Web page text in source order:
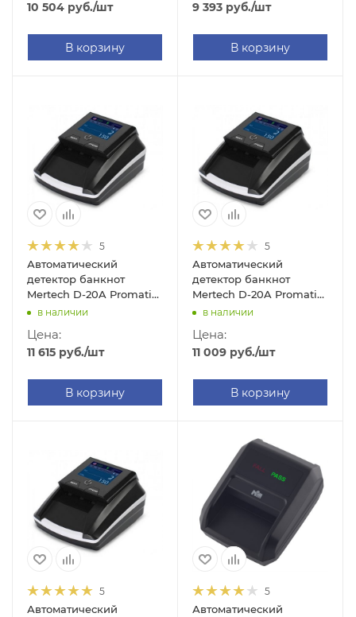
10 504 руб./шт
В корзину
9 393 руб./шт
В корзину
5
Автоматический
детектор банкнот
Mertech D-20A Promatic
(TFT Multi, без АКБ)
в наличии
Цена:
11 615 руб./шт
В корзину
5
Автоматический
детектор банкнот
Mertech D-20A Promatic
(TFT RUB, без АКБ)
в наличии
Цена:
11 009 руб./шт
В корзину
5
Автоматический
5
Автоматический